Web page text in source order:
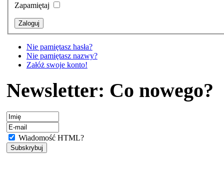
Zapamiętaj
Nie pamiętasz hasła?
Nie pamiętasz nazwy?
Załóż swoje konto!
Newsletter: Co nowego?
Wiadomość HTML?